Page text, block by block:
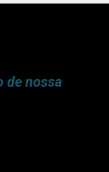
de nossa